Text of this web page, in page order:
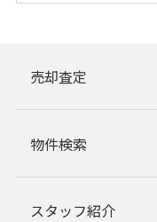
売却査定
物件検索
スタッフ紹介